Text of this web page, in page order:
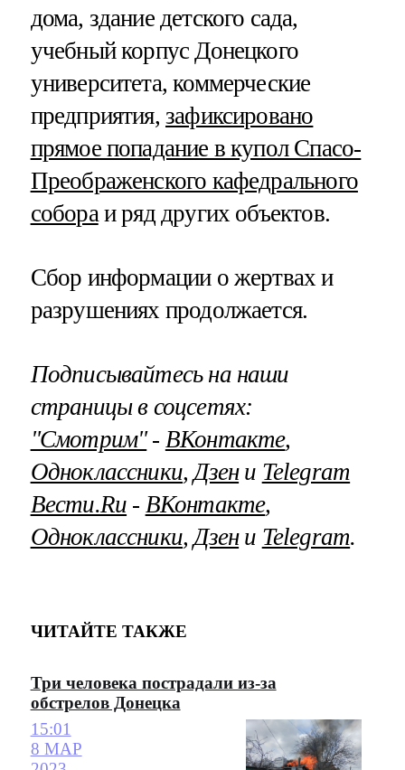
дома, здание детского сада,
учебный корпус Донецкого
университета, коммерческие
предприятия, зафиксировано
прямое попадание в купол Спасо-
Преображенского кафедрального
собора и ряд других объектов.
Сбор информации о жертвах и
разрушениях продолжается.
Подписывайтесь на наши
страницы в соцсетях:
"Смотрим"‐ ВКонтакте,
Одноклассники,Дзени Telegram
Вести.Ru ‐ ВКонтакте,
Одноклассники,Дзени Telegram.
ЧИТАЙТЕ ТАКЖЕ
Три человека пострадали из-за
обстрелов Донецка
15:01
8 МАР